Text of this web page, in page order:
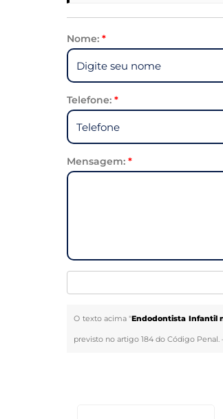
Nome:*
Telefone:*
Mensagem:*
O texto acima "Endodontista Infantil
previsto no artigo 184 do Código Penal.